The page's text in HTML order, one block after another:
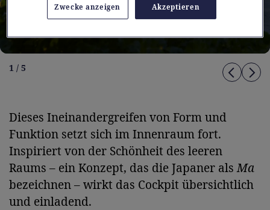
1 / 5
Dieses Ineinandergreifen von Form und
Funktion setzt sich im Innenraum fort.
Inspiriert von der Schönheit des leeren
Raums – ein Konzept, das die Japaner alsMa
bezeichnen – wirkt das Cockpit übersichtlich
und einladend.
Zwecke anzeigen Akzeptieren